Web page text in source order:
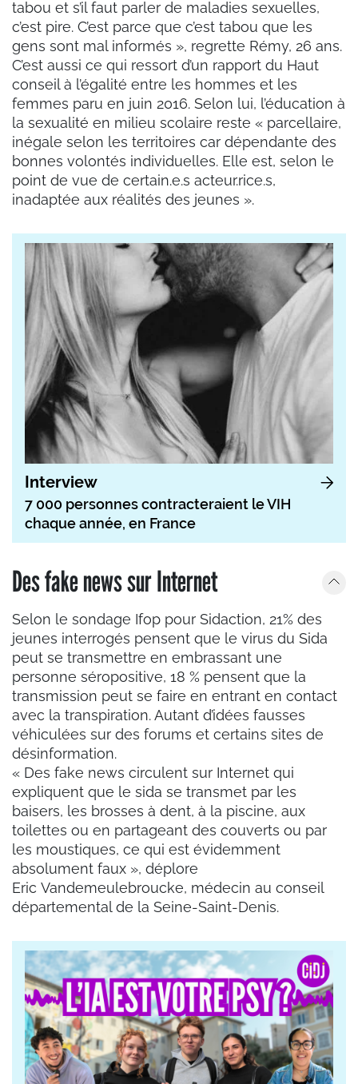
tabou et s’il faut parler de maladies sexuelles,
c’est pire. C’est parce que c’est tabou que les
gens sont mal informés », regrette Rémy, 26 ans.
C’est aussi ce qui ressort d’un rapport du Haut
conseil à l’égalité entre les hommes et les
femmes paru en juin 2016. Selon lui, l’éducation à
la sexualité en milieu scolaire reste « parcellaire,
inégale selon les territoires car dépendante des
bonnes volontés individuelles. Elle est, selon le
point de vue de certain.e.s acteur.rice.s,
inadaptée aux réalités des jeunes ».
Interview
7 000 personnes contracteraient le VIH
chaque année, en France
Des fake news sur Internet
Selon le sondage Ifop pour Sidaction, 21% des
jeunes interrogés pensent que le virus du Sida
peut se transmettre en embrassant une
personne séropositive, 18 % pensent que la
transmission peut se faire en entrant en contact
avec la transpiration. Autant d’idées fausses
véhiculées sur des forums et certains sites de
désinformation.
« Des fake news circulent sur Internet qui
expliquent que le sida se transmet par les
baisers, les brosses à dent, à la piscine, aux
toilettes ou en partageant des couverts ou par
les moustiques, ce qui est évidemment
absolument faux », déplore
Eric Vandemeulebroucke, médecin au conseil
départemental de la Seine-Saint-Denis.